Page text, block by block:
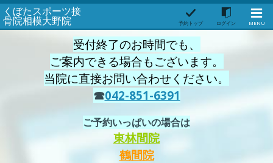
くぼたスポーツ接
骨院相模大野院 予約トップ ログイン MENU
受付終了のお時間でも、
ご案内できる場合もございます。
当院に直接お問い合わせください。
☎042-851-6391
ご予約いっぱいの場合は
東林間院
鶴間院